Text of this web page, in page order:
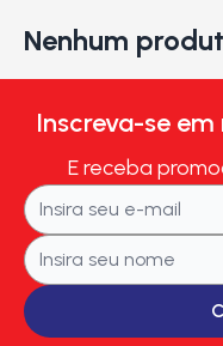
Nenhum
Inscreva-se
E receba